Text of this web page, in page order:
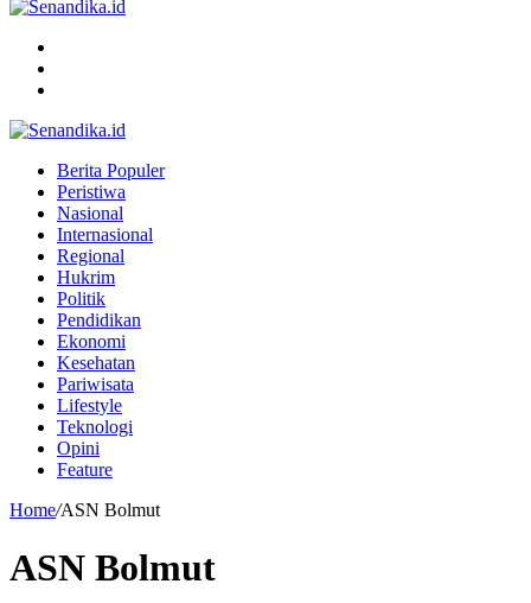
Berita Populer
Peristiwa
Nasional
Internasional
Regional
Hukrim
Politik
Pendidikan
Ekonomi
Kesehatan
Pariwisata
Lifestyle
Teknologi
Opini
Feature
Home/ASN Bolmut
ASN Bolmut